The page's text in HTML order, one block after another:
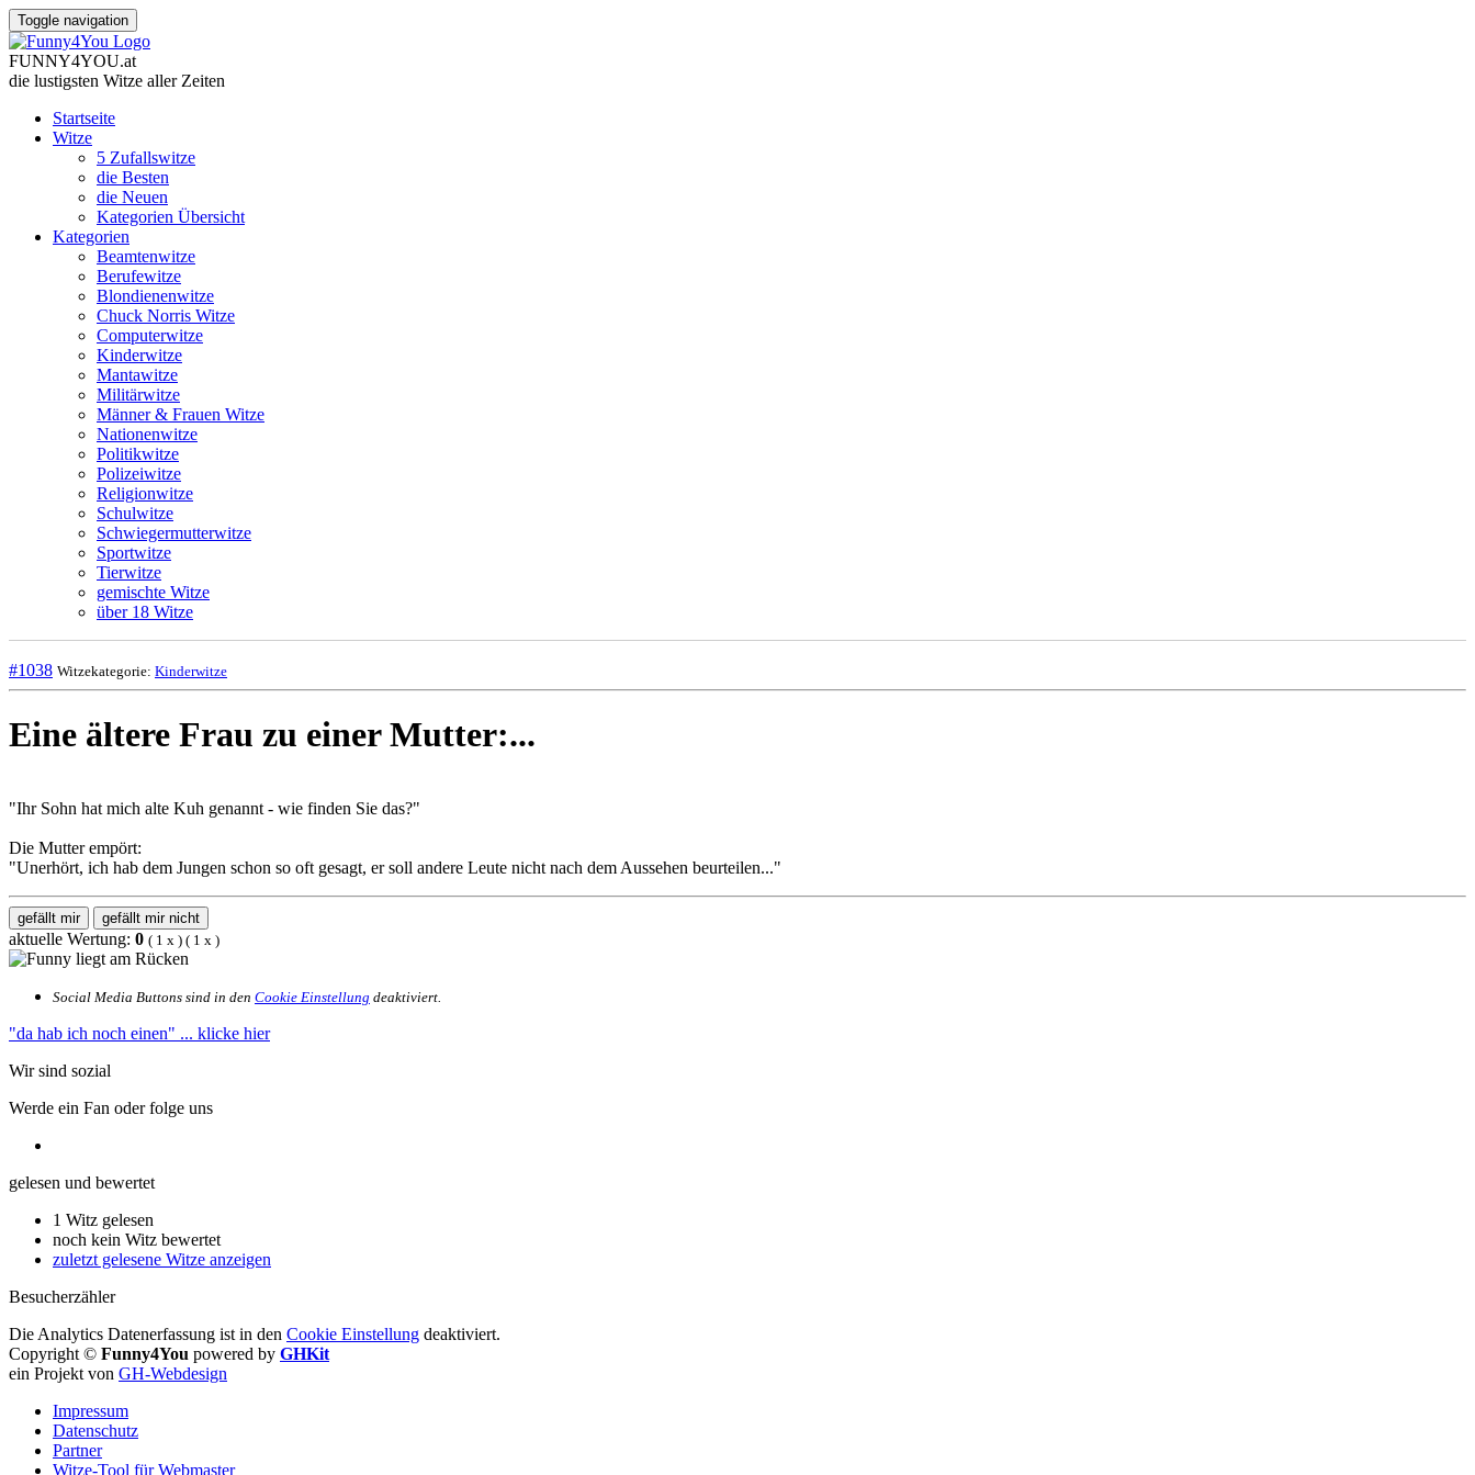
Toggle navigation
FUNNY4YOU.at
die lustigsten Witze aller Zeiten
Startseite
Witze
5 Zufallswitze
die Besten
die Neuen
Kategorien Übersicht
Kategorien
Beamtenwitze
Berufewitze
Blondienenwitze
Chuck Norris Witze
Computerwitze
Kinderwitze
Mantawitze
Militärwitze
Männer & Frauen Witze
Nationenwitze
Politikwitze
Polizeiwitze
Religionwitze
Schulwitze
Schwiegermutterwitze
Sportwitze
Tierwitze
gemischte Witze
über 18 Witze
#1038 Witzekategorie: Kinderwitze
Eine ältere Frau zu einer Mutter:...
"Ihr Sohn hat mich alte Kuh genannt - wie finden Sie das?"
Die Mutter empört:
"Unerhört, ich hab dem Jungen schon so oft gesagt, er soll andere Leute nicht nach dem Aussehen beurteilen..."
gefällt mir gefällt mir nicht
aktuelle Wertung: 0 ( 1 x ) ( 1 x )
Social Media Buttons sind in den Cookie Einstellung deaktiviert.
"da hab ich noch einen" ... klicke hier
Wir sind sozial
Werde ein Fan oder folge uns
gelesen und bewertet
1 Witz gelesen
noch kein Witz bewertet
zuletzt gelesene Witze anzeigen
Besucherzähler
Die Analytics Datenerfassung ist in den Cookie Einstellung deaktiviert.
Copyright © Funny4You powered by GHKit
ein Projekt von GH-Webdesign
Impressum
Datenschutz
Partner
Witze-Tool für Webmaster